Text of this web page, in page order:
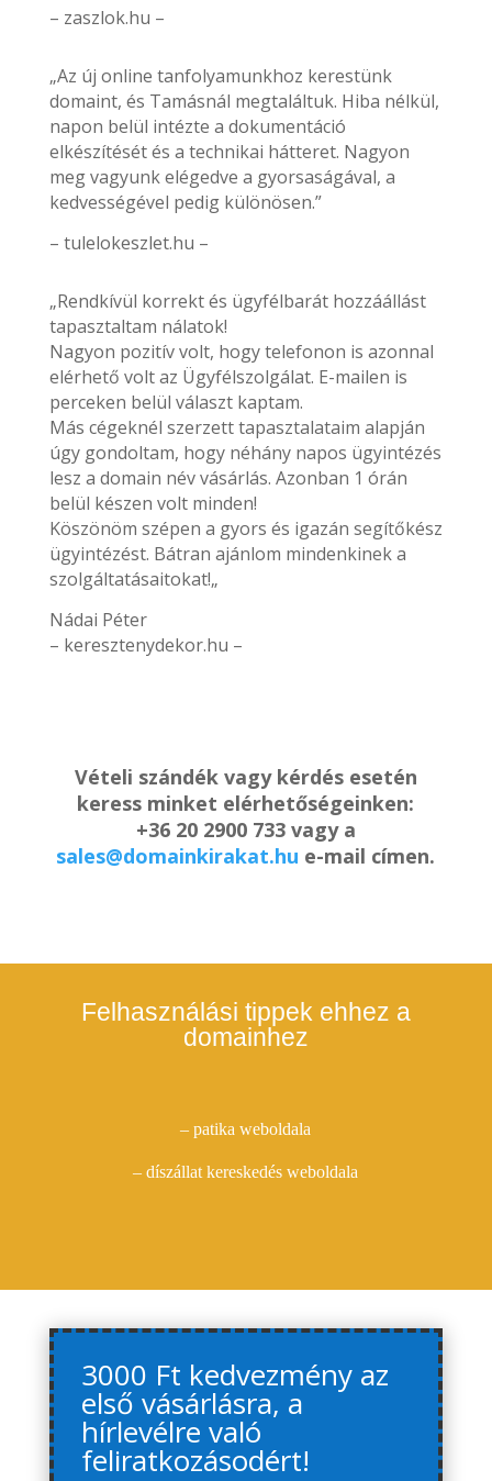
– zaszlok.hu –
„Az új online tanfolyamunkhoz kerestünk
domaint, és Tamásnál megtaláltuk. Hiba nélkül,
napon belül intézte a dokumentáció
elkészítését és a technikai hátteret. Nagyon
meg vagyunk elégedve a gyorsaságával, a
kedvességével pedig különösen.”
– tulelokeszlet.hu –
„Rendkívül korrekt és ügyfélbarát hozzáállást
tapasztaltam nálatok!
Nagyon pozitív volt, hogy telefonon is azonnal
elérhető volt az Ügyfélszolgálat. E-mailen is
perceken belül választ kaptam.
Más cégeknél szerzett tapasztalataim alapján
úgy gondoltam, hogy néhány napos ügyintézés
lesz a domain név vásárlás. Azonban 1 órán
belül készen volt minden!
Köszönöm szépen a gyors és igazán segítőkész
ügyintézést. Bátran ajánlom mindenkinek a
szolgáltatásaitokat!„
Nádai Péter
– keresztenydekor.hu –
Vételi szándék vagy kérdés esetén
keress minket elérhetőségeinken:
+36 20 2900 733 vagy a
sales@domainkirakat.hu e-mail címen.
Felhasználási tippek ehhez a
domainhez
– patika weboldala
– díszállat kereskedés weboldala
3000 Ft kedvezmény az
első vásárlásra, a
hírlevélre való
feliratkozásodért!